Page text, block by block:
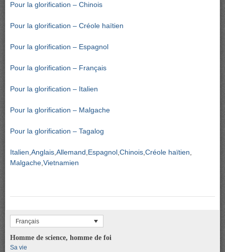
Pour la glorification – Chinois
Pour la glorification – Créole haïtien
Pour la glorification – Espagnol
Pour la glorification – Français
Pour la glorification – Italien
Pour la glorification – Malgache
Pour la glorification – Tagalog
Italien Anglais Allemand Espagnol Chinois Créole haïtien
Malgache Vietnamien
Français
Homme de science, homme de foi
Sa vie